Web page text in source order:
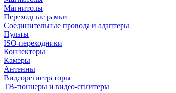
Магнитолы
Переходные рамки
Соединительные провода и адаптеры
Пульты
ISO-переходники
Коннекторы
Камеры
Антенны
Видеорегистраторы
ТВ-тюннеры и видео-сплитеры